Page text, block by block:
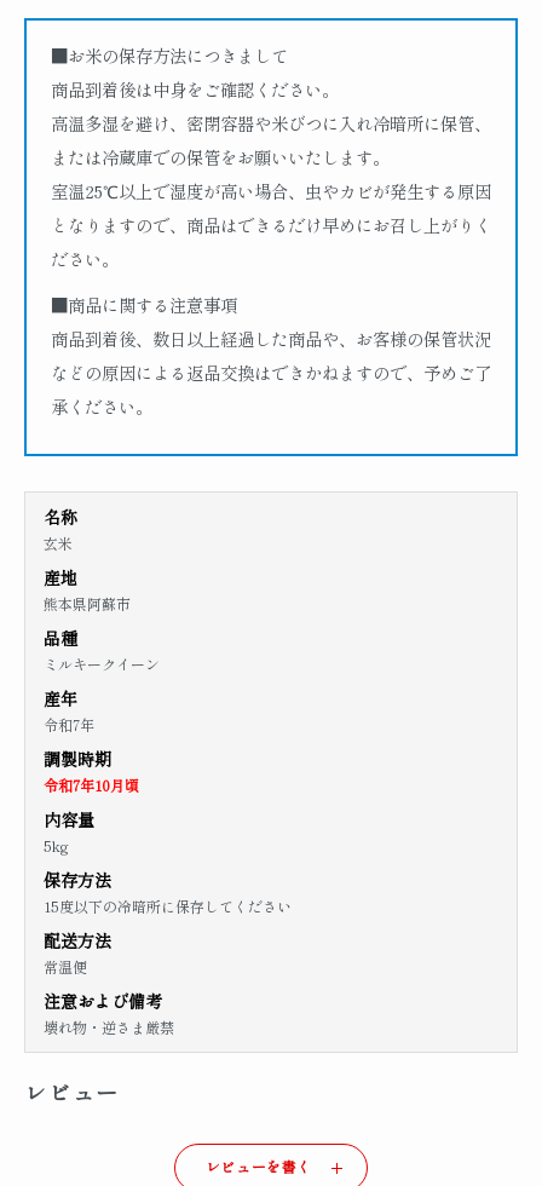
■お米の保存方法につきまして
商品到着後は中身をご確認ください。
高温多湿を避け、密閉容器や米びつに入れ冷暗所に保管、
または冷蔵庫での保管をお願いいたします。
室温25℃以上で湿度が高い場合、虫やカビが発生する原因
となりますので、商品はできるだけ早めにお召し上がりく
ださい。
■商品に関する注意事項
商品到着後、数日以上経過した商品や、お客様の保管状況
などの原因による返品交換はできかねますので、予めご了
承ください。
名称
玄米
産地
熊本県阿蘇市
品種
ミルキークイーン
産年
令和7年
調製時期
令和7年10月頃
内容量
5kg
保存方法
15度以下の冷暗所に保存してください
配送方法
常温便
注意および備考
壊れ物・逆さま厳禁
レビュー
レビューを書く